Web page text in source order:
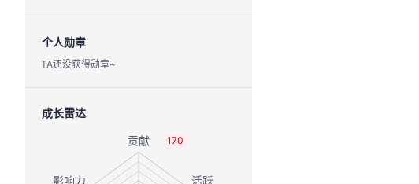
个人勋章
TA还没获得勋章~
成长雷达
170